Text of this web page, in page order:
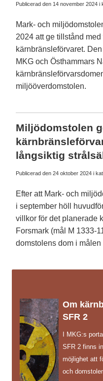
Publicerad den 14 november 2024 i
Mark- och
2024 att ge tillstånd
kärnbränsleförvaret.
MKG och Östhammars
miljööverdomstolen.
Miljödomstolen
långsiktig
Publicerad den 24 oktober 2024 i
Efter att Mark- och
i september höll
villkor för det planerade
Forsmark (mål M 1333-
domstolens dom i
Om
SFR 2
I MKG:s
SFR 2 finns
möjlighet att
och